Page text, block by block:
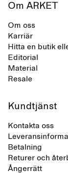
Om ARKET
Om oss
Karriär
Hitta en butik
Editorial
Material
Resale
Kundtjänst
Kontakta oss
Betalning
Returer och
Ångerrätt